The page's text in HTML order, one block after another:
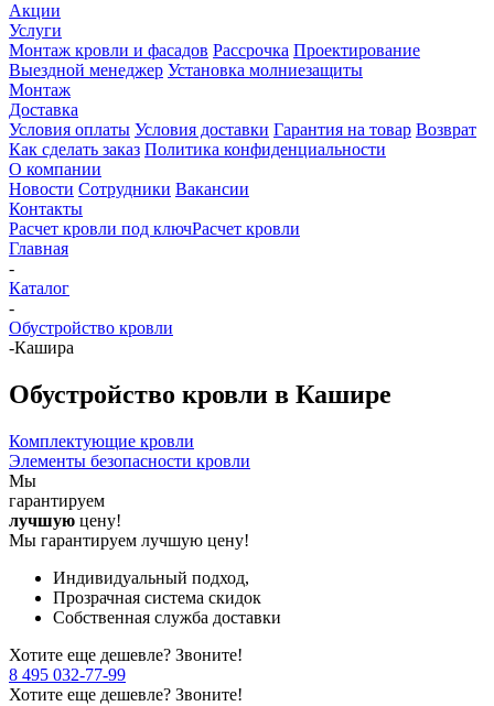
Акции
Услуги
Монтаж кровли и фасадов Рассрочка Проектирование
Выездной менеджер Установка молниезащиты
Монтаж
Доставка
Условия оплаты Условия доставки Гарантия на товар Возврат
Как сделать заказ Политика конфиденциальности
О компании
Новости Сотрудники Вакансии
Контакты
Расчет кровли под ключРасчет кровли
Главная
-
Каталог
-
Обустройство кровли
-Кашира
Обустройство кровли в Кашире
Комплектующие кровли
Элементы безопасности кровли
Мы
гарантируем
лучшую цену!
Мы гарантируем лучшую цену!
Индивидуальный подход,
Прозрачная система скидок
Собственная служба доставки
Хотите еще дешевле? Звоните!
8 495 032-77-99
Хотите еще дешевле? Звоните!